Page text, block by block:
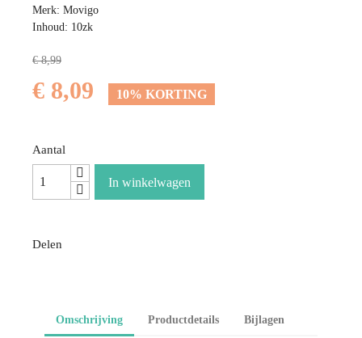
Merk: Movigo
Inhoud: 10zk
€ 8,99
€ 8,09 10% KORTING
Aantal
In winkelwagen
Delen
Omschrijving Productdetails Bijlagen